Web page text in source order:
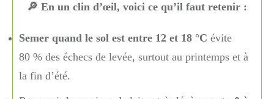
🔎 En un clin d’œil, voici ce qu’il faut retenir :
Semer quand le sol est entre 12 et 18 °C évite
80 % des échecs de levée, surtout au printemps et à
la fin d’été.